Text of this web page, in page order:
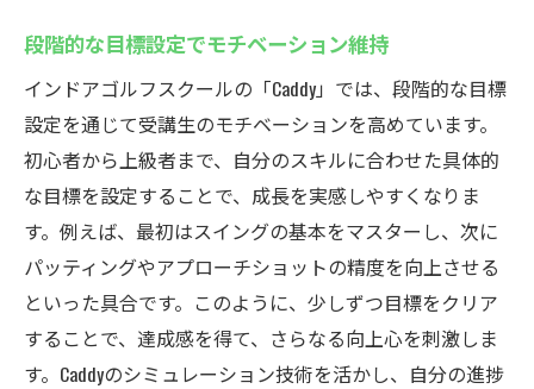
段階的な目標設定でモチベーション維持
インドアゴルフスクールの「Caddy」では、段階的な目標
設定を通じて受講生のモチベーションを高めています。
初心者から上級者まで、自分のスキルに合わせた具体的
な目標を設定することで、成長を実感しやすくなりま
す。例えば、最初はスイングの基本をマスターし、次に
パッティングやアプローチショットの精度を向上させる
といった具合です。このように、少しずつ目標をクリア
することで、達成感を得て、さらなる向上心を刺激しま
す。Caddyのシミュレーション技術を活かし、自分の進捗